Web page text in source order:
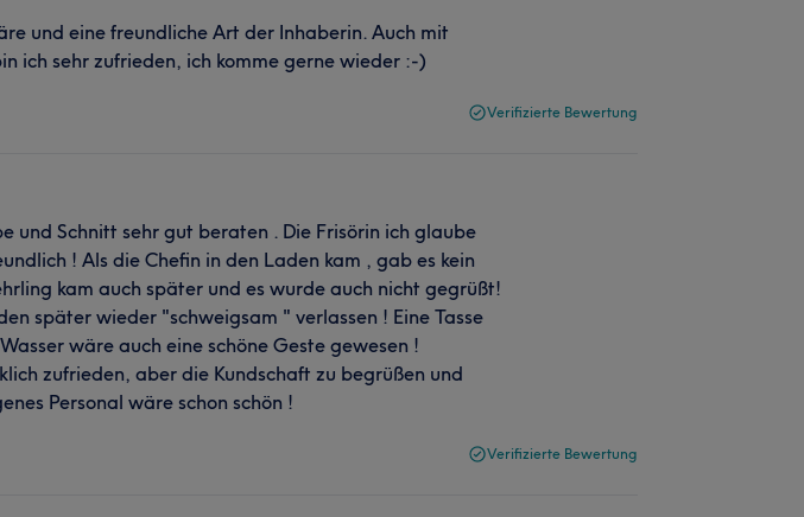
und eine freundliche Art der Inhaberin. Auch mit
ich sehr zufrieden, ich komme gerne wieder :-)
Verifizierte Bewertung
und Schnitt sehr gut beraten . Die Frisörin ich glaube
! Als die Chefin in den Laden kam , gab es kein
kam auch später und es wurde auch nicht gegrüßt!
später wieder "schweigsam " verlassen ! Eine Tasse
wäre auch eine schöne Geste gewesen !
zufrieden, aber die Kundschaft zu begrüßen und
Personal wäre schon schön !
Verifizierte Bewertung